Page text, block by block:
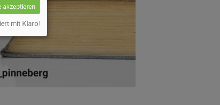
akzeptieren
mit Klaro!